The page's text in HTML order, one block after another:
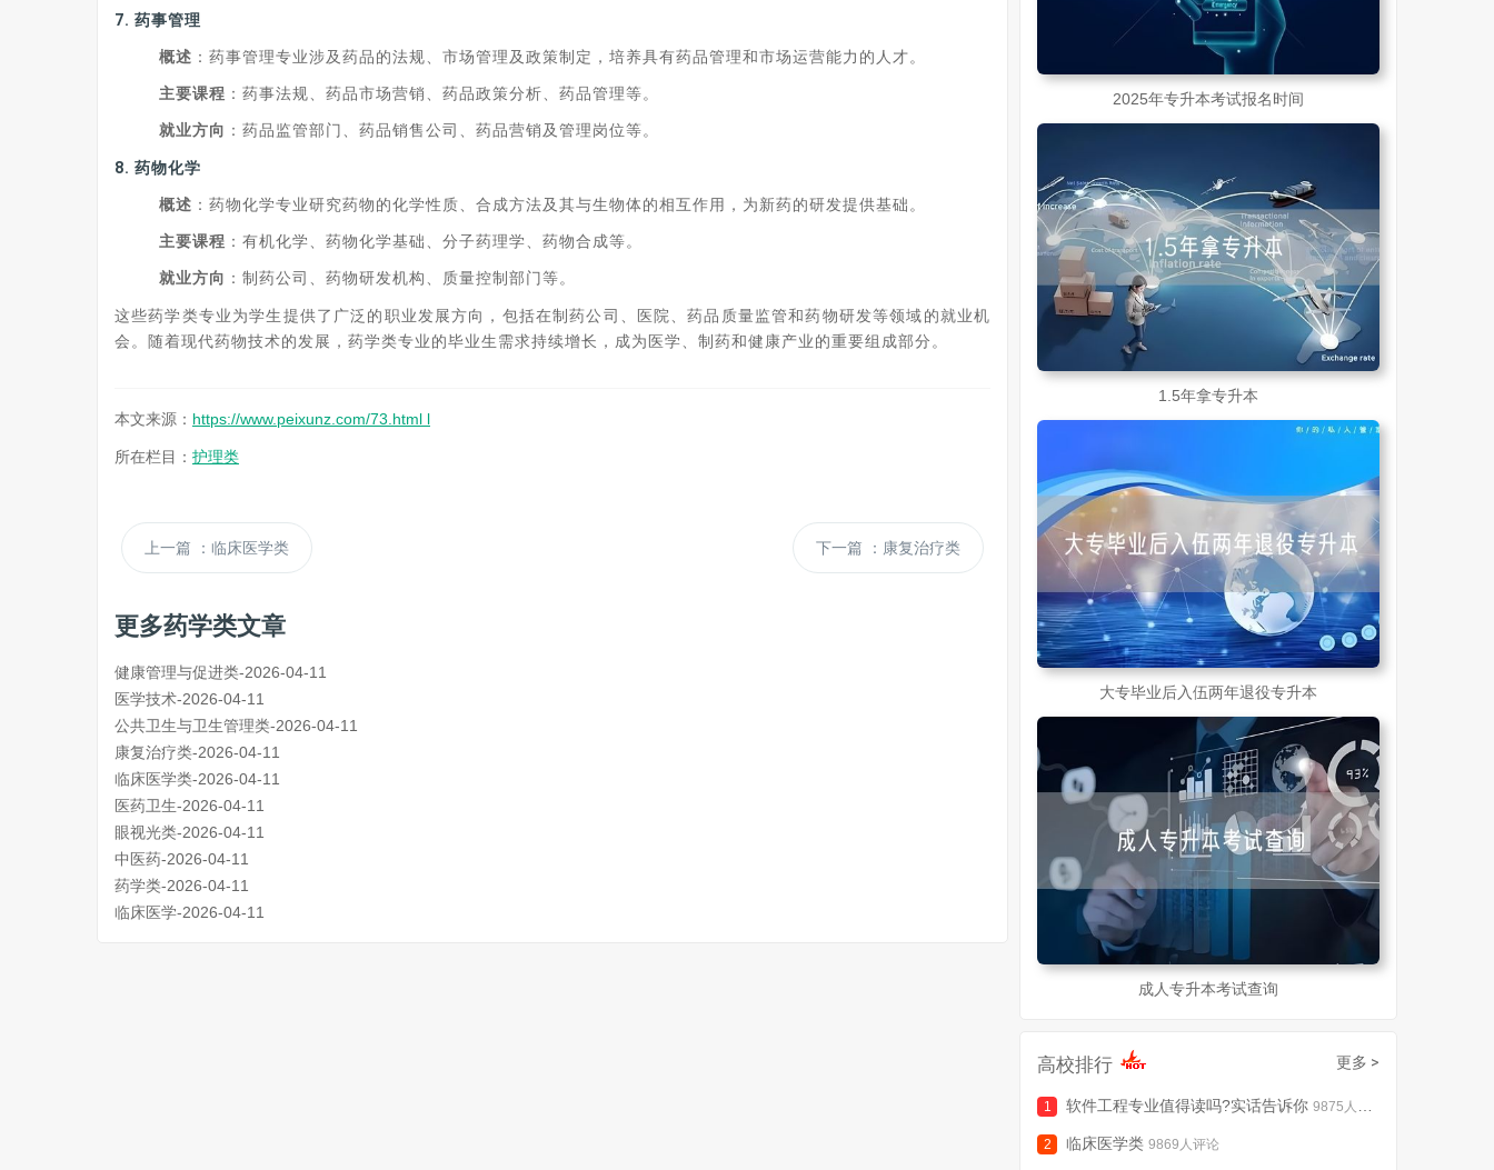
7. 药事管理
概述 ：药事管理专业涉及药品的法规、市场管理及政策制定，培养具有药品管理和市场运营能力的人才。
主要课程 ：药事法规、药品市场营销、药品政策分析、药品管理等。
就业方向 ：药品监管部门、药品销售公司、药品营销及管理岗位等。
8. 药物化学
概述 ：药物化学专业研究药物的化学性质、合成方法及其与生物体的相互作用，为新药的研发提供基础。
主要课程 ：有机化学、药物化学基础、分子药理学、药物合成等。
就业方向 ：制药公司、药物研发机构、质量控制部门等。
这些药学类专业为学生提供了广泛的职业发展方向，包括在制药公司、医院、药品质量监管和药物研发等领域的就业机
会。随着现代药物技术的发展，药学类专业的毕业生需求持续增长，成为医学、制药和健康产业的重要组成部分。
本文来源： https://www.peixunz.com/73.html l
所在栏目： 护理类
上一篇 ：临床医学类 下一篇 ：康复治疗类
更多药学类文章
健康管理与促进类-2026-04-11
医学技术-2026-04-11
公共卫生与卫生管理类-2026-04-11
康复治疗类-2026-04-11
临床医学类-2026-04-11
医药卫生-2026-04-11
眼视光类-2026-04-11
中医药-2026-04-11
药学类-2026-04-11
临床医学-2026-04-11
2025年专升本考试报名时间
1.5年拿专升本
大专毕业后入伍两年退役专升本
成人专升本考试查询
高校排行 更多 >
软件工程专业值得读吗?实话告诉你 9875人评论
临床医学类 9869人评论